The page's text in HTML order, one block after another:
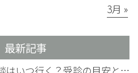
3月 »
最新記事